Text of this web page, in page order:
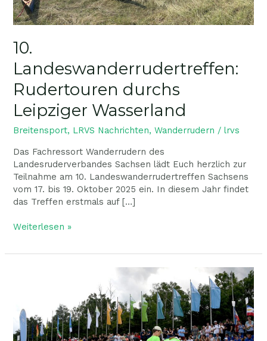
10.
Landeswanderrudertreffen:
Rudertouren durchs
Leipziger Wasserland
Breitensport, LRVS Nachrichten,Wanderrudern /lrvs
Das Fachressort Wanderrudern des
Landesruderverbandes Sachsen lädt Euch herzlich zur
Teilnahme am 10. Landeswanderrudertreffen Sachsens
vom 17. bis 19. Oktober 2025 ein. In diesem Jahr findet
das Treffen erstmals auf […]
Weiterlesen »
zeigen
ihr
Können